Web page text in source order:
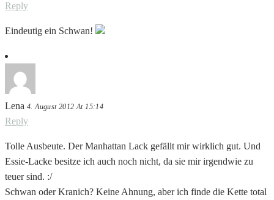
Reply
Eindeutig ein Schwan!
Lena 4. August 2012 At 15:14
Reply
Tolle Ausbeute. Der Manhattan Lack gefällt mir wirklich gut. Und
Essie-Lacke besitze ich auch noch nicht, da sie mir irgendwie zu
teuer sind. :/
Schwan oder Kranich? Keine Ahnung, aber ich finde die Kette total